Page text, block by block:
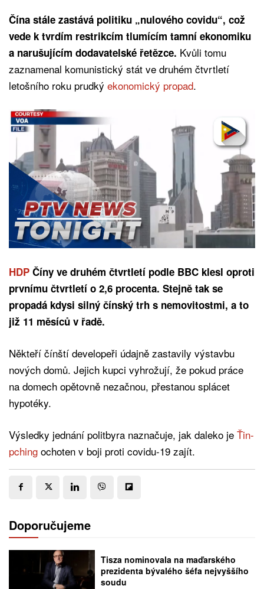
Čína stále zastává politiku „nulového covidu“, což
vede k tvrdím restrikcím tlumícím tamní ekonomiku
a narušujícím dodavatelské řetězce. Kvůli tomu
zaznamenal komunistický stát ve druhém čtvrtletí
letošního roku prudký ekonomický propad.
HDP Číny ve druhém čtvrtletí podle BBC klesl oproti
prvnímu čtvrtletí o 2,6 procenta. Stejně tak se
propadá kdysi silný čínský trh s nemovitostmi, a to
již 11 měsíců v řadě.
Někteří čínští developeři údajně zastavily výstavbu
nových domů. Jejich kupci vyhrožují, že pokud práce
na domech opětovně nezačnou, přestanou splácet
hypotéky.
Výsledky jednání politbyra naznačuje, jak daleko je Ťin-
pching ochoten v boji proti covidu-19 zajít.
Doporučujeme
Tisza nominovala na maďarského
prezidenta bývalého šéfa nejvyššího
soudu